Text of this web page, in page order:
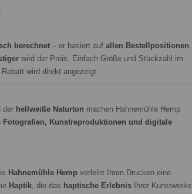
berechnet – er basiert auf allen Bestellpositionen.
wird der Preis. Einfach Größe und Stückzahl im
wird direkt angezeigt.
der hellweiße Naturton machen Hahnemühle Hemp
Fotografien, Kunstreproduktionen und digitale
Hahnemühle Hemp verleiht Ihren Drucken eine
Haptik, die das haptische Erlebnis Ihrer Kunstwerke